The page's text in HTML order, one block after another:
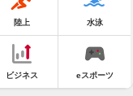
陸上 水泳
ビジネス eスポーツ